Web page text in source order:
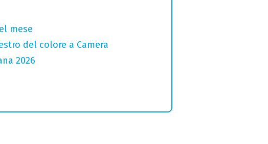
mese
del colore a Camera
2026